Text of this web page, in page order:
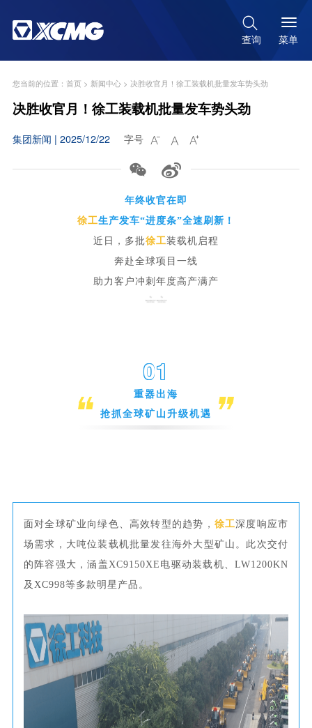

查询 菜单
您当前的位置： 首页 > 新闻中心> 决胜收官月！徐工装载机批量发车势头劲
决胜收官月！徐工装载机批量发车势头劲
集团新闻 | 2025/12/22 字号   
 
年终收官在即
徐工生产发车“进度条”全速刷新！
近日，多批徐工装载机启程
奔赴全球项目一线
助力客户冲刺年度高产满产
01
重器出海
抢抓全球矿山升级机遇
面对全球矿业向绿色、高效转型的趋势， 徐工深度响应市
场需求，大吨位装载机批量发往海外大型矿山 。此次交付
的阵容强大，涵盖XC9150XE电驱动装载机、LW1200KN
及XC998等多款明星产品。